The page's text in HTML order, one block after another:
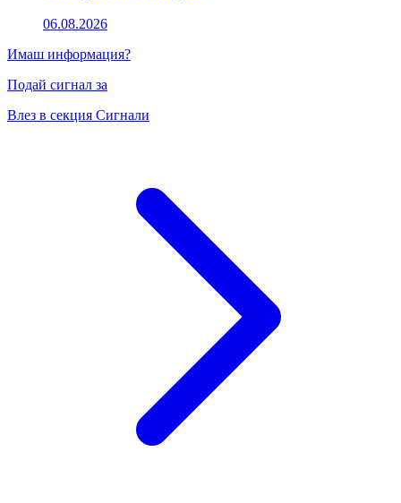
06.08.2026
Имаш информация?
Подай сигнал за
Влез в секция Сигнали